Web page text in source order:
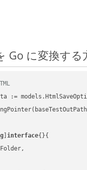
Go に変換す
:=
]interface{}{